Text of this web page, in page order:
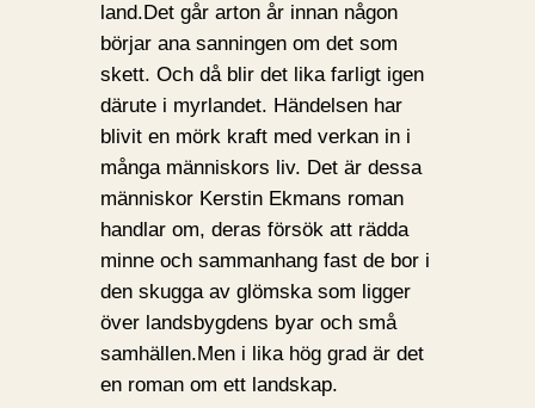
land.Det går arton år innan någon
börjar ana sanningen om det som
skett. Och då blir det lika farligt igen
därute i myrlandet. Händelsen har
blivit en mörk kraft med verkan in i
många människors liv. Det är dessa
människor Kerstin Ekmans roman
handlar om, deras försök att rädda
minne och sammanhang fast de bor i
den skugga av glömska som ligger
över landsbygdens byar och små
samhällen.Men i lika hög grad är det
en roman om ett landskap.